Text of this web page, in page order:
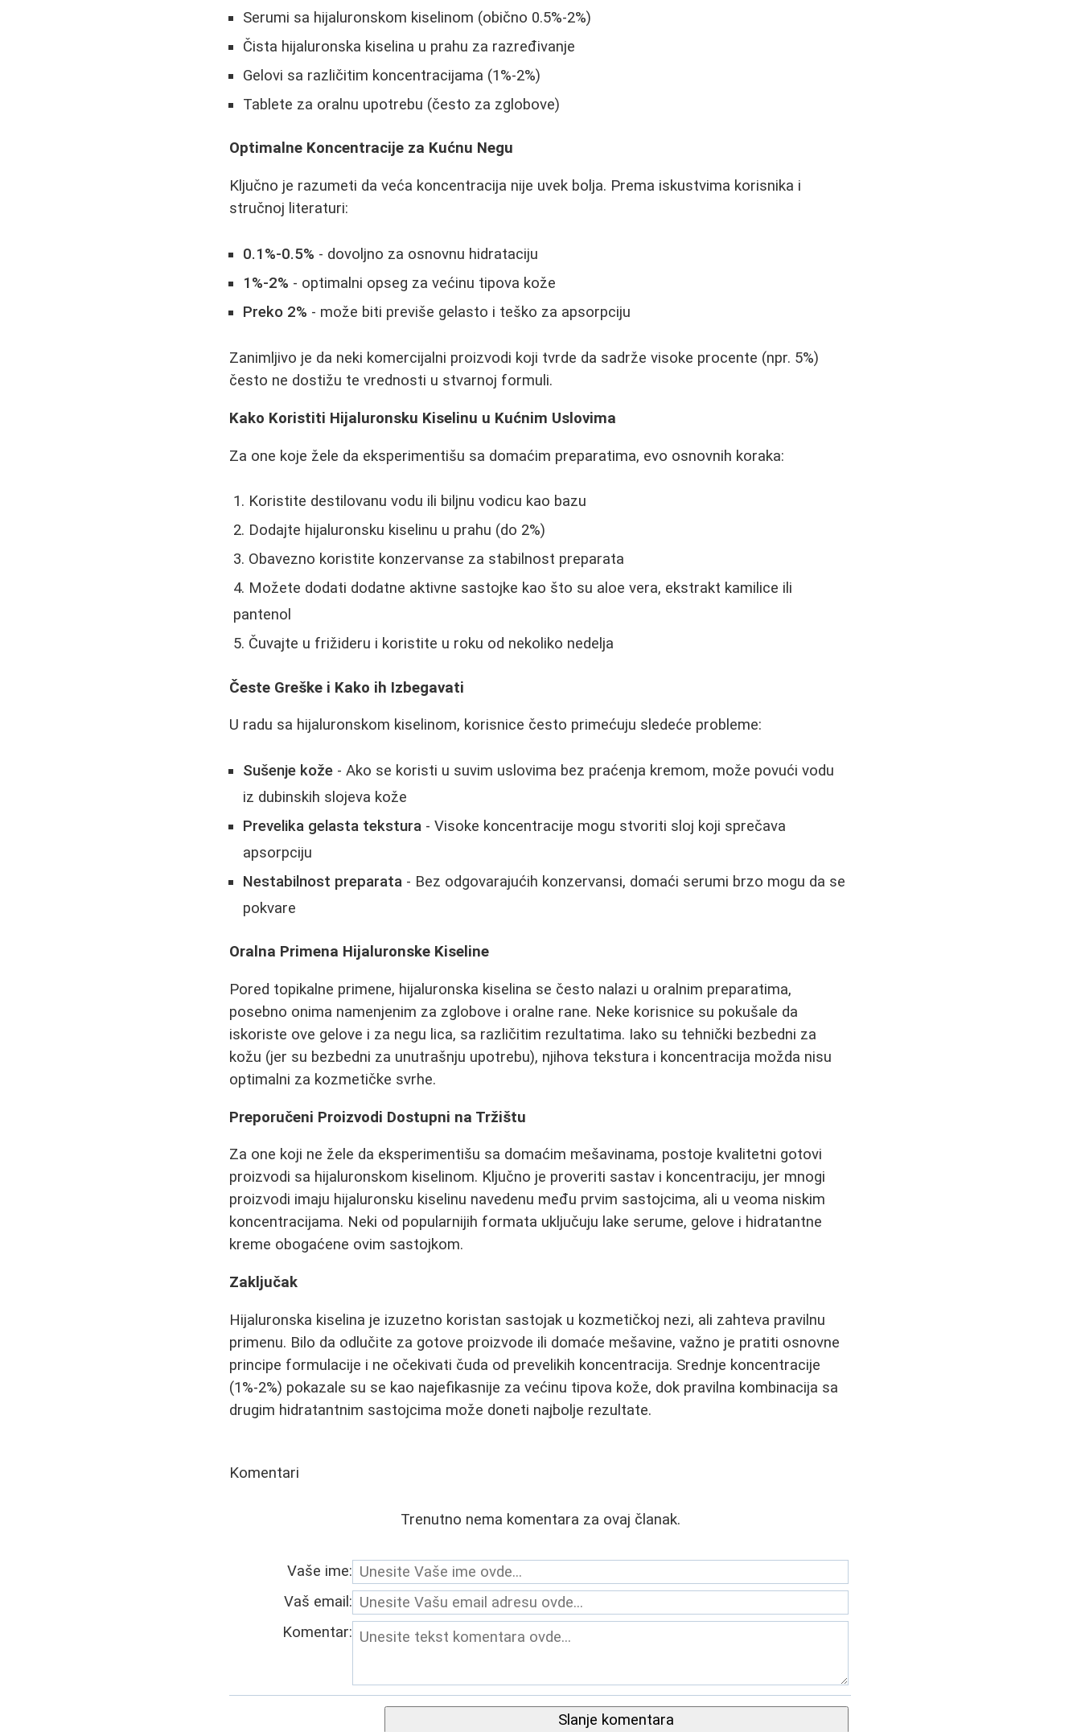
Serumi sa hijaluronskom kiselinom (obično 0.5%-2%)
Čista hijaluronska kiselina u prahu za razređivanje
Gelovi sa različitim koncentracijama (1%-2%)
Tablete za oralnu upotrebu (često za zglobove)
Optimalne Koncentracije za Kućnu Negu
Ključno je razumeti da veća koncentracija nije uvek bolja. Prema iskustvima korisnika i
stručnoj literaturi:
0.1%-0.5% - dovoljno za osnovnu hidrataciju
1%-2% - optimalni opseg za većinu tipova kože
Preko 2% - može biti previše gelasto i teško za apsorpciju
Zanimljivo je da neki komercijalni proizvodi koji tvrde da sadrže visoke procente (npr. 5%)
često ne dostižu te vrednosti u stvarnoj formuli.
Kako Koristiti Hijaluronsku Kiselinu u Kućnim Uslovima
Za one koje žele da eksperimentišu sa domaćim preparatima, evo osnovnih koraka:
Koristite destilovanu vodu ili biljnu vodicu kao bazu
Dodajte hijaluronsku kiselinu u prahu (do 2%)
Obavezno koristite konzervanse za stabilnost preparata
Možete dodati dodatne aktivne sastojke kao što su aloe vera, ekstrakt kamilice ili
pantenol
Čuvajte u frižideru i koristite u roku od nekoliko nedelja
Česte Greške i Kako ih Izbegavati
U radu sa hijaluronskom kiselinom, korisnice često primećuju sledeće probleme:
Sušenje kože - Ako se koristi u suvim uslovima bez praćenja kremom, može povući vodu
iz dubinskih slojeva kože
Prevelika gelasta tekstura - Visoke koncentracije mogu stvoriti sloj koji sprečava
apsorpciju
Nestabilnost preparata - Bez odgovarajućih konzervansi, domaći serumi brzo mogu da se
pokvare
Oralna Primena Hijaluronske Kiseline
Pored topikalne primene, hijaluronska kiselina se često nalazi u oralnim preparatima,
posebno onima namenjenim za zglobove i oralne rane. Neke korisnice su pokušale da
iskoriste ove gelove i za negu lica, sa različitim rezultatima. Iako su tehnički bezbedni za
kožu (jer su bezbedni za unutrašnju upotrebu), njihova tekstura i koncentracija možda nisu
optimalni za kozmetičke svrhe.
Preporučeni Proizvodi Dostupni na Tržištu
Za one koji ne žele da eksperimentišu sa domaćim mešavinama, postoje kvalitetni gotovi
proizvodi sa hijaluronskom kiselinom. Ključno je proveriti sastav i koncentraciju, jer mnogi
proizvodi imaju hijaluronsku kiselinu navedenu među prvim sastojcima, ali u veoma niskim
koncentracijama. Neki od popularnijih formata uključuju lake serume, gelove i hidratantne
kreme obogaćene ovim sastojkom.
Zaključak
Hijaluronska kiselina je izuzetno koristan sastojak u kozmetičkoj nezi, ali zahteva pravilnu
primenu. Bilo da odlučite za gotove proizvode ili domaće mešavine, važno je pratiti osnovne
principe formulacije i ne očekivati čuda od prevelikih koncentracija. Srednje koncentracije
(1%-2%) pokazale su se kao najefikasnije za većinu tipova kože, dok pravilna kombinacija sa
drugim hidratantnim sastojcima može doneti najbolje rezultate.
Komentari
Trenutno nema komentara za ovaj članak.
Vaše ime:
Vaš email:
Komentar:
Slanje komentara